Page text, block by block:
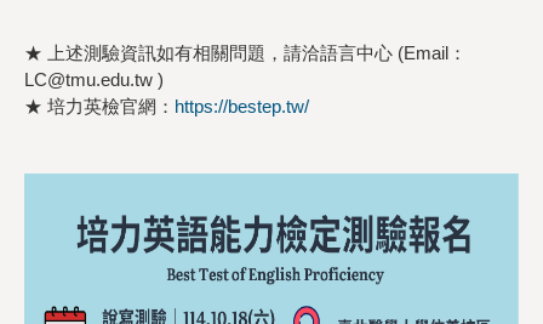
★ 上述測驗資訊如有相關問題，請洽語言中心 (Email：
LC@tmu.edu.tw )
★ 培力英檢官網： https://bestep.tw/